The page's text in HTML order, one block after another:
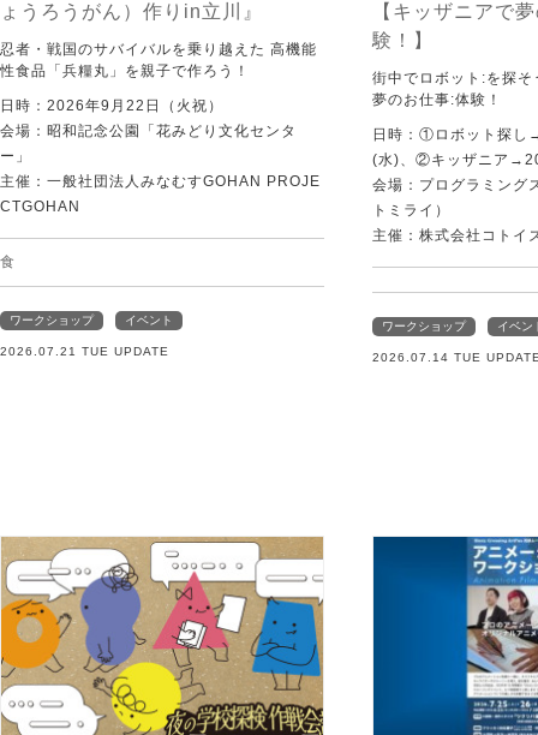
ょうろうがん）作りin立川』
忍者・戦国のサバイバルを乗り越えた 高機能
性食品「兵糧丸」を親子で作ろう！
日時：2026年9月22日（火祝）
会場：昭和記念公園「花みどり文化センタ
ー」
主催：一般社団法人みなむすGOHAN PROJE
CTGOHAN
食
ワークショップ イベント
2026.07.21 TUE UPDATE
【キッザニアで
験！】
街中でロボット:を探
夢のお仕事:体験！
日時：①ロボット探
(水)、②キッザニア
会場：プログラミン
トミライ）
主催：株式会社コトイ
ワークショップ イベン
2026.07.14 TUE